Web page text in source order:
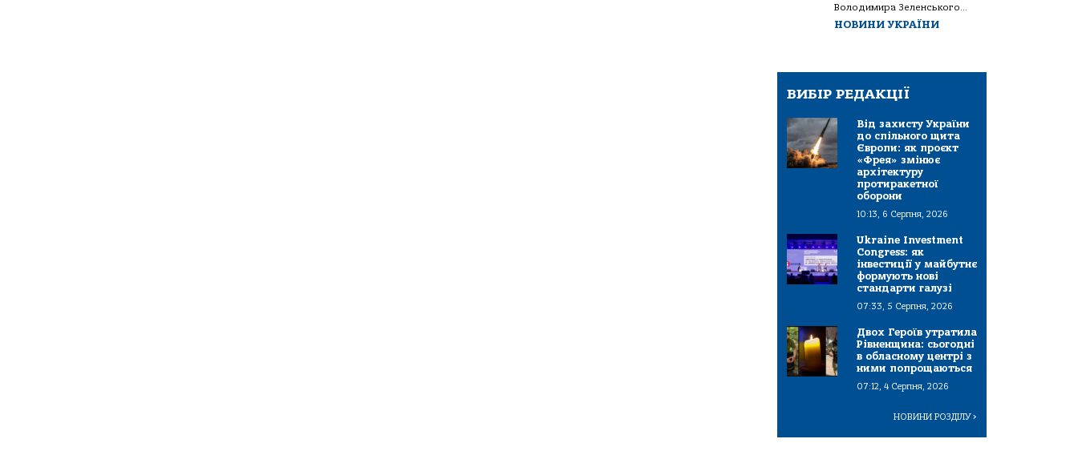
Володимира Зеленського...
НОВИНИ УКРАЇНИ
ВИБІР РЕДАКЦІЇ
Від захисту України
до спільного щита
Європи: як проєкт
«Фрея» змінює
архітектуру
протиракетної
оборони
10:13, 6 Серпня, 2026
Ukraine Investment
Congress: як
інвестиції у майбутнє
формують нові
стандарти галузі
07:33, 5 Серпня, 2026
Двох Героїв утратила
Рівненщина: сьогодні
в обласному центрі з
ними попрощаються
07:12, 4 Серпня, 2026
НОВИНИ РОЗДІЛУ>